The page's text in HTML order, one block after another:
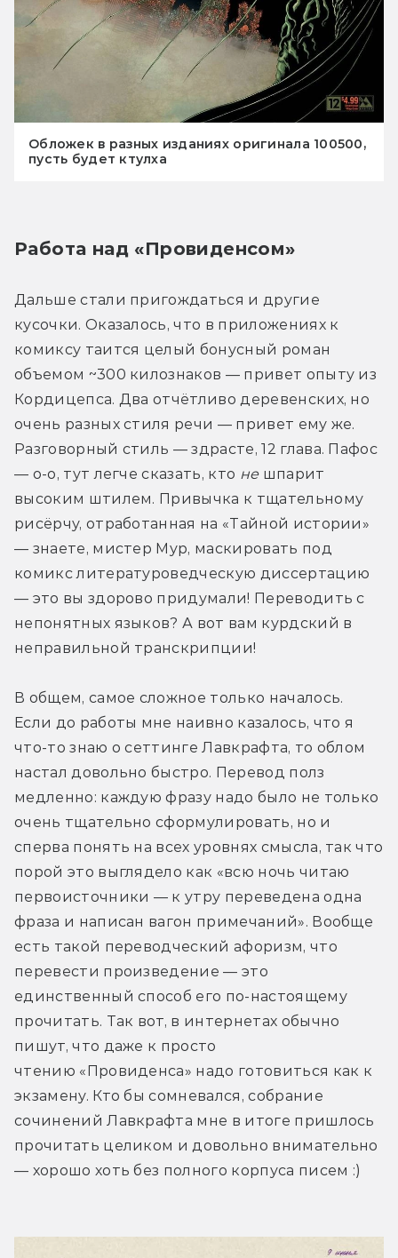
Обложек в разных изданиях оригинала 100500,
пусть будет ктулха
Работа над «Провиденсом»
Дальше стали пригождаться и другие
кусочки. Оказалось, что в приложениях к
комиксу таится целый бонусный роман
объемом ~300 килознаков — привет опыту из
Кордицепса. Два отчётливо деревенских, но
очень разных стиля речи — привет ему же.
Разговорный стиль — здрасте, 12 глава. Пафос
— о-о, тут легче сказать, кто не шпарит
высоким штилем. Привычка к тщательному
рисёрчу, отработанная на «Тайной истории»
— знаете, мистер Мур, маскировать под
комикс литературоведческую диссертацию
— это вы здорово придумали! Переводить с
непонятных языков? А вот вам курдский в
неправильной транскрипции!
В общем, самое сложное только началось.
Если до работы мне наивно казалось, что я
что-то знаю о сеттинге Лавкрафта, то облом
настал довольно быстро. Перевод полз
медленно: каждую фразу надо было не только
очень тщательно сформулировать, но и
сперва понять на всех уровнях смысла, так что
порой это выглядело как «всю ночь читаю
первоисточники — к утру переведена одна
фраза и написан вагон примечаний». Вообще
есть такой переводческий афоризм, что
перевести произведение — это
единственный способ его по-настоящему
прочитать. Так вот, в интернетах обычно
пишут, что даже к просто
чтению «Провиденса» надо готовиться как к
экзамену. Кто бы сомневался, собрание
сочинений Лавкрафта мне в итоге пришлось
прочитать целиком и довольно внимательно
— хорошо хоть без полного корпуса писем :)